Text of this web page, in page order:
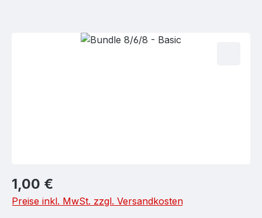
Bildergalerie überspringen
Regulärer Preis:
1,00 €
Preise inkl. MwSt. zzgl. Versandkosten